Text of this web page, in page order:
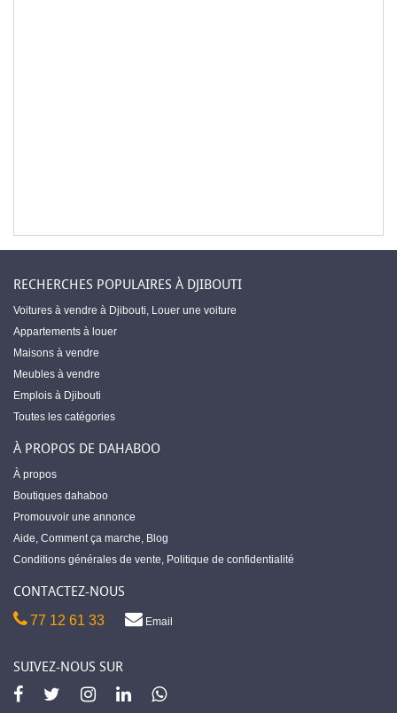
RECHERCHES POPULAIRES À DJIBOUTI
Voitures à vendre à Djibouti, Louer une voiture
Appartements à louer
Maisons à vendre
Meubles à vendre
Emplois à Djibouti
Toutes les catégories
À PROPOS DE DAHABOO
À propos
Boutiques dahaboo
Promouvoir une annonce
Aide, Comment ça marche, Blog
Conditions générales de vente, Politique de confidentialité
CONTACTEZ-NOUS
77 12 61 33 Email
SUIVEZ-NOUS SUR